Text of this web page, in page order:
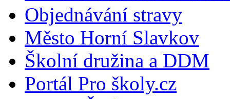
Objednávání stravy
Město Horní Slavkov
Školní družina a DDM
Portál Pro školy.cz